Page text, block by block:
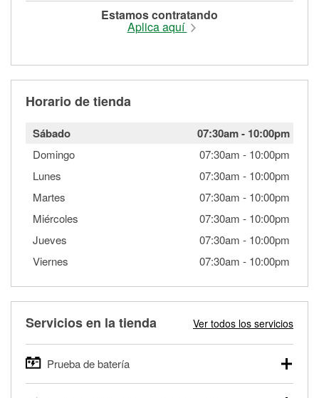
Estamos contratando
Aplica aquí
Horario de tienda
Sábado 07:30am- 10:00pm
Domingo 07:30am - 10:00pm
Lunes
07:30am - 10:00pm
Martes
07:30am - 10:00pm
Miércoles
07:30am - 10:00pm
Jueves
07:30am - 10:00pm
Viernes
07:30am - 10:00pm
Servicios en la tienda Ver todos los servicios
Prueba de batería